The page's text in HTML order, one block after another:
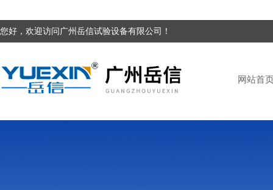
您好，欢迎访问广州岳信试验设备有限公司！
网站首